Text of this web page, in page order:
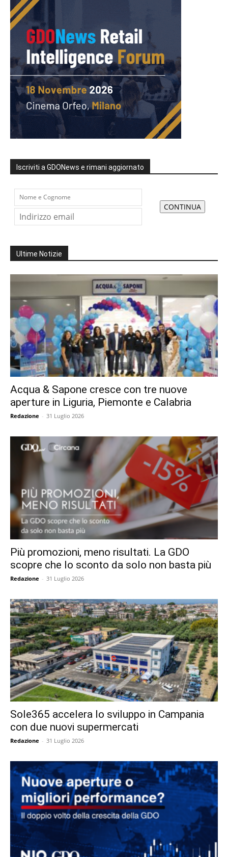
Iscriviti a GDONews e rimani aggiornato
Ultime Notizie
Acqua & Sapone cresce con tre nuove
aperture in Liguria, Piemonte e Calabria
Redazione - 31 Luglio 2026
Più promozioni, meno risultati. La GDO
scopre che lo sconto da solo non basta più
Redazione - 31 Luglio 2026
Sole365 accelera lo sviluppo in Campania
con due nuovi supermercati
Redazione - 31 Luglio 2026